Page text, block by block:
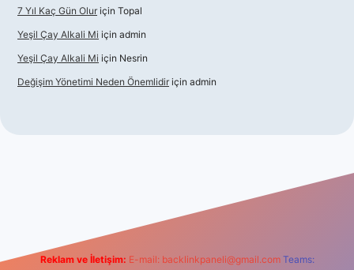
7 Yıl Kaç Gün Olur için Topal
Yeşil Çay Alkali Mi için admin
Yeşil Çay Alkali Mi için Nesrin
Değişim Yönetimi Neden Önemlidir için admin
Reklam ve İletişim: E-mail: backlinkpaneli@gmail.com Teams: